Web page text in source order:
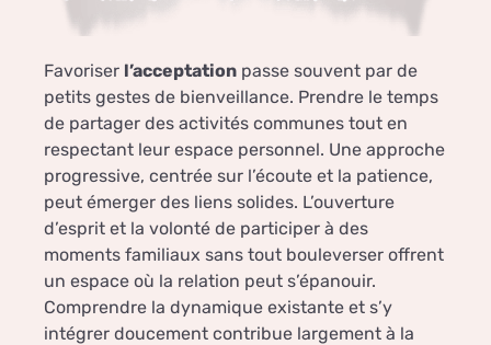
Favoriser l’acceptation passe souvent par de
petits gestes de bienveillance. Prendre le temps
de partager des activités communes tout en
respectant leur espace personnel. Une approche
progressive, centrée sur l’écoute et la patience,
peut émerger des liens solides. L’ouverture
d’esprit et la volonté de participer à des
moments familiaux sans tout bouleverser offrent
un espace où la relation peut s’épanouir.
Comprendre la dynamique existante et s’y
intégrer doucement contribue largement à la